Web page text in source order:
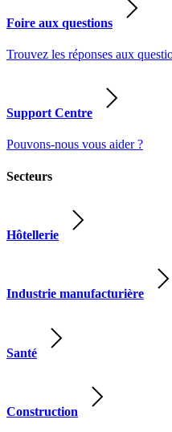
Foire aux questions
Trouvez les réponses aux
Support Centre
Pouvons-nous vous aider ?
Secteurs
Hôtellerie
Industrie manufacturière
Santé
Construction